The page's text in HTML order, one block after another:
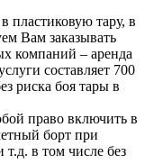
пластиковую тару, в
Вам заказывать
компаний – аренда
составляет 700
риска боя тары в
право включить в
борт при
т.д. в том числе без